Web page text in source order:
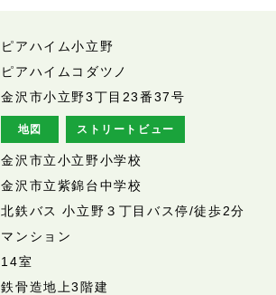
ピアハイム小立野
ピアハイムコダツノ
金沢市小立野3丁目23番37号
地図 ストリートビュー
金沢市立小立野小学校
金沢市立紫錦台中学校
北鉄バス 小立野３丁目バス停/徒歩2分
マンション
14室
鉄骨造地上3階建